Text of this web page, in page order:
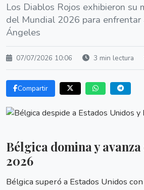
Los Diablos Rojos exhibieron su
del Mundial 2026 para enfrentar
Ángeles
07/07/2026 10:06 3 min lectura
Compartir
Bélgica domina y
2026
Bélgica superó a Estados Unidos